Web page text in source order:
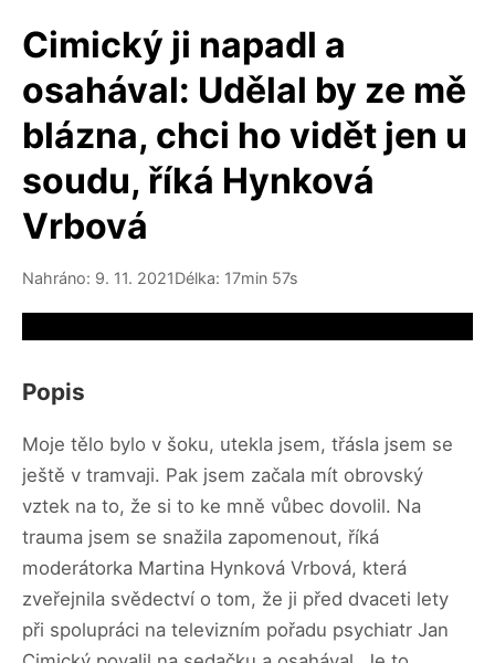
Cimický ji napadl a
osahával: Udělal by ze mě
blázna, chci ho vidět jen u
soudu, říká Hynková
Vrbová
Nahráno: 9. 11. 2021Délka: 17min 57s
Popis
Moje tělo bylo v šoku, utekla jsem, třásla jsem se
ještě v tramvaji. Pak jsem začala mít obrovský
vztek na to, že si to ke mně vůbec dovolil. Na
trauma jsem se snažila zapomenout, říká
moderátorka Martina Hynková Vrbová, která
zveřejnila svědectví o tom, že ji před dvaceti lety
při spolupráci na televizním pořadu psychiatr Jan